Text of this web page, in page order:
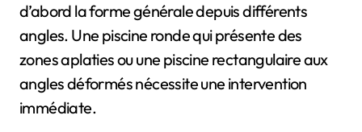
d’abord la forme générale depuis différents
angles. Une piscine ronde qui présente des
zones aplaties ou une piscine rectangulaire aux
angles déformés nécessite une intervention
immédiate.